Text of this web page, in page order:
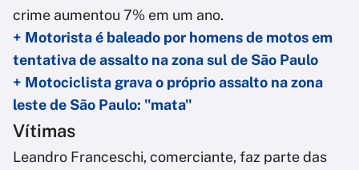
crime aumentou 7% em um ano.
+ Motorista é baleado por homens de motos em
tentativa de assalto na zona sul de São Paulo
+ Motociclista grava o próprio assalto na zona
leste de São Paulo: "mata"
Vítimas
Leandro Franceschi, comerciante, faz parte das